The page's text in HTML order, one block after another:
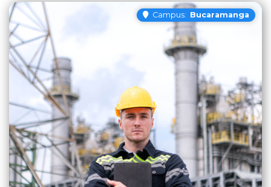
Campus: Bucaramanga